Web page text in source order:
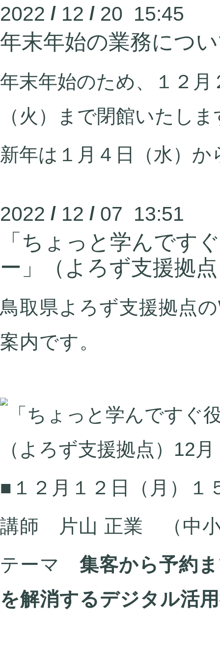
2022 / 12 / 20 15:45
年末年始の業務につ
年末年始のため、１２
（火）まで閉館いたしま
新年は１月４日（水）
2022 / 12 / 07 13:51
「ちょっと学んです
ー」（よろず支援拠
鳥取県よろず支援拠点
案内です。
■１２月１２日（月）１
講師 片山 正業 （中小
テーマ 集客から予約
を解消するデジタル活